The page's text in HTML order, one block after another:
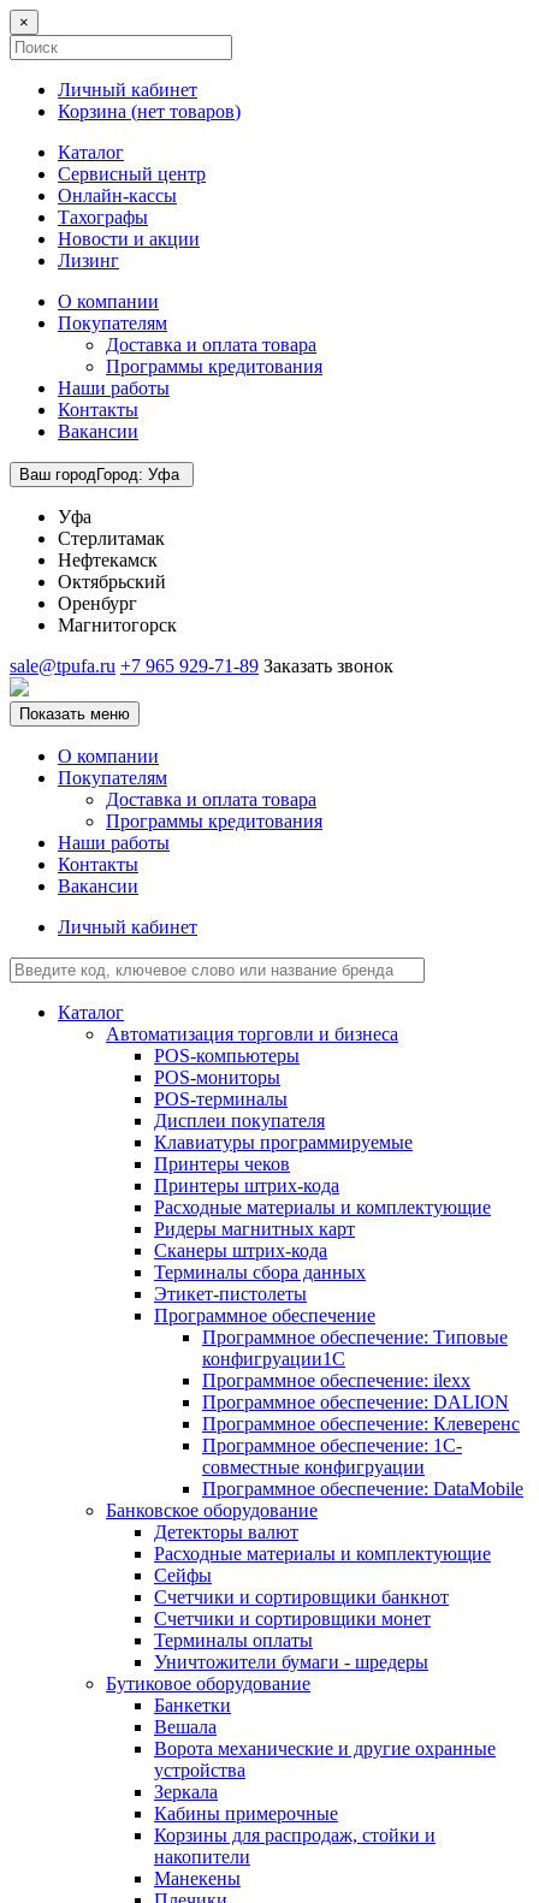
×
Личный кабинет
Корзина (нет товаров)
Каталог
Сервисный центр
Онлайн-кассы
Тахографы
Новости и акции
Лизинг
О компании
Покупателям
Доставка и оплата товара
Программы кредитования
Наши работы
Контакты
Вакансии
Ваш городГород: Уфа
Уфа
Стерлитамак
Нефтекамск
Октябрьский
Оренбург
Магнитогорск
sale@tpufa.ru +7 965 929-71-89 Заказать звонок
Показать меню
О компании
Покупателям
Доставка и оплата товара
Программы кредитования
Наши работы
Контакты
Вакансии
Личный кабинет
Каталог
Автоматизация торговли и бизнеса
POS-компьютеры
POS-мониторы
POS-терминалы
Дисплеи покупателя
Клавиатуры программируемые
Принтеры чеков
Принтеры штрих-кода
Расходные материалы и комплектующие
Ридеры магнитных карт
Сканеры штрих-кода
Терминалы сбора данных
Этикет-пистолеты
Программное обеспечение
Программное обеспечение: Типовые
конфигруации1С
Программное обеспечение: ilexx
Программное обеспечение: DALION
Программное обеспечение: Клеверенс
Программное обеспечение: 1С-
совместные конфигруации
Программное обеспечение: DataMobile
Банковское оборудование
Детекторы валют
Расходные материалы и комплектующие
Сейфы
Счетчики и сортировщики банкнот
Счетчики и сортировщики монет
Терминалы оплаты
Уничтожители бумаги - шредеры
Бутиковое оборудование
Банкетки
Вешала
Ворота механические и другие охранные
устройства
Зеркала
Кабины примерочные
Корзины для распродаж, стойки и
накопители
Манекены